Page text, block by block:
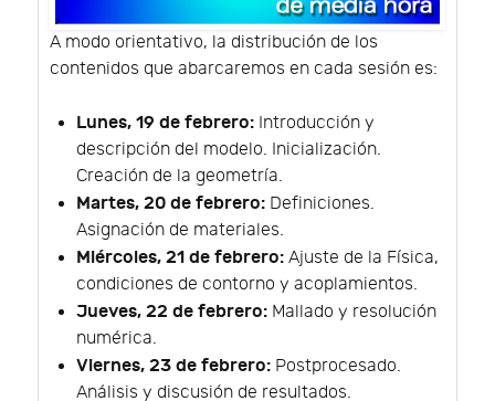
A modo orientativo, la distribución de los
contenidos que abarcaremos en cada sesión es:
Lunes, 19 de febrero: Introducción y
descripción del modelo. Inicialización.
Creación de la geometría.
Martes, 20 de febrero: Definiciones.
Asignación de materiales.
Miércoles, 21 de febrero: Ajuste de la Física,
condiciones de contorno y acoplamientos.
Jueves, 22 de febrero: Mallado y resolución
numérica.
Viernes, 23 de febrero: Postprocesado.
Análisis y discusión de resultados.